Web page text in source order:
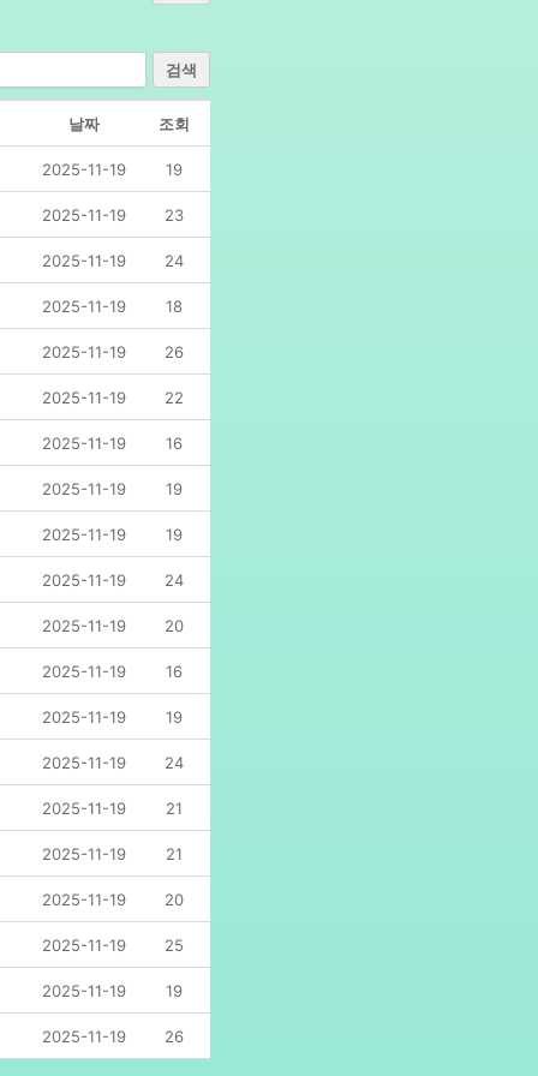
검색
날짜 조회
2025-11-19 19
2025-11-19 23
2025-11-19 24
2025-11-19 18
2025-11-19 26
2025-11-19 22
2025-11-19 16
2025-11-19 19
2025-11-19 19
2025-11-19 24
2025-11-19 20
2025-11-19 16
2025-11-19 19
2025-11-19 24
2025-11-19 21
2025-11-19 21
2025-11-19 20
2025-11-19 25
2025-11-19 19
2025-11-19 26